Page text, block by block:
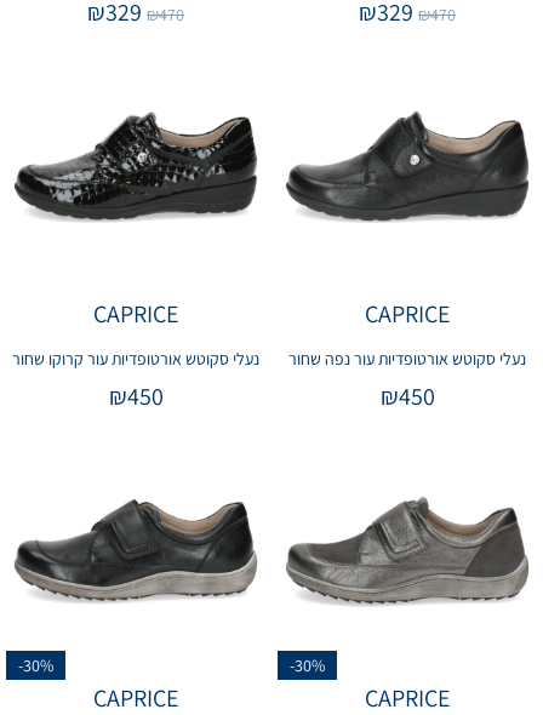
₪470
₪329
₪470
₪329
CAPRICE
נעלי סקוטש אורטופדיות עור נפה שחור
₪450
CAPRICE
נעלי סקוטש אורטופדיות עור קרוקו שחור
₪450
-30%
CAPRICE
-30%
CAPRICE